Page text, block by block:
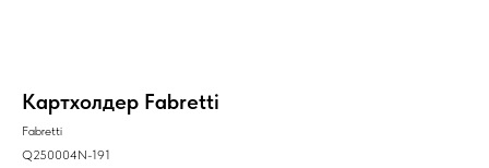
Картхолдер Fabretti
Fabretti
Q250004N-191